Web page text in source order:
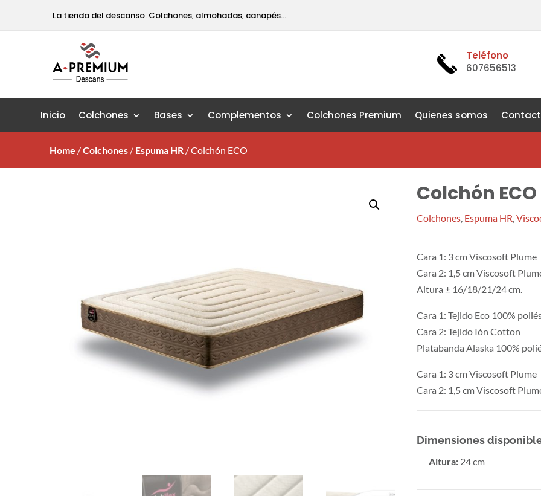
La tienda del descanso. Colchones, almohadas, canapés…
Teléfono
607656513
Inicio Colchones Bases Complementos Colchones Premium Quienes somos
Home /Colchones / Espuma HR /Colchón ECO
Colchón ECO
Colchones, Espuma HR
Cara 1: 3 cm Viscosoft Plume
Cara 2: 1,5 cm Viscosoft
Altura ± 16/18/21/24 cm.
Cara 1: Tejido Eco 100%
Cara 2: Tejido Ión Cotton
Platabanda Alaska 100%
Cara 1: 3 cm Viscosoft Plume
Cara 2: 1,5 cm Viscosoft
Dimensiones
Altura: 24 cm